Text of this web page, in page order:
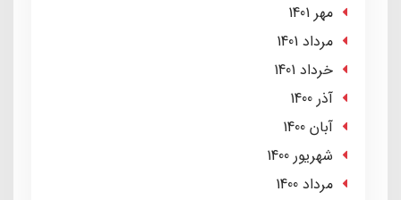
مهر 1401
مرداد 1401
خرداد 1401
آذر 1400
آبان 1400
شهریور 1400
مرداد 1400